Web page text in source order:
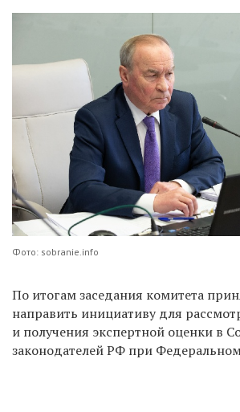
Фото: sobranie.info
По итогам заседания комитета
направить инициативу для
и получения экспертной оценки в
законодателей РФ при